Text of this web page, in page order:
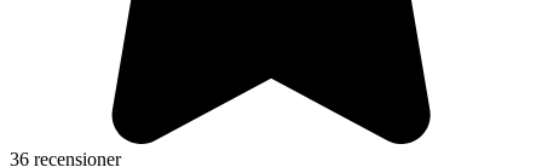
36 recensioner